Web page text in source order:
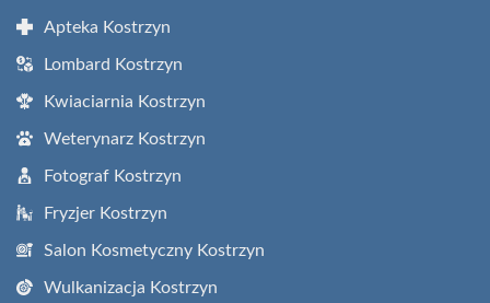
Apteka Kostrzyn
Lombard Kostrzyn
Kwiaciarnia Kostrzyn
Weterynarz Kostrzyn
Fotograf Kostrzyn
Fryzjer Kostrzyn
Salon Kosmetyczny Kostrzyn
Wulkanizacja Kostrzyn